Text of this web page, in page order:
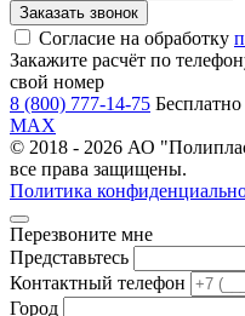
Согласие на обработку
Закажите расчёт по
свой номер
8 (800) 777-14-75
MAX
© 2018 - 2026 АО
все права защищены.
Политика
Перезвоните мне
Представьтесь
Контактный телефон
Город